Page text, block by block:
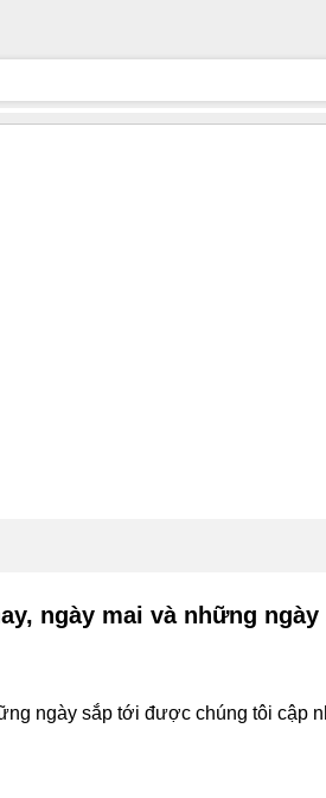
ngày mai và những
ngày sắp tới được chúng tôi cập